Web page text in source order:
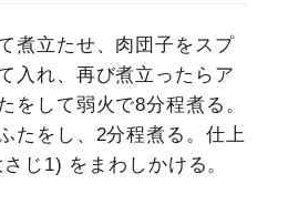
煮立たせ、肉団子をスプ
入れ、再び煮立ったらア
をして弱火で8分程煮る。
たをし、2分程煮る。仕上
じ1) をまわしかける。